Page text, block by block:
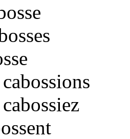
e
es
e
cabossions
cabossiez
ent